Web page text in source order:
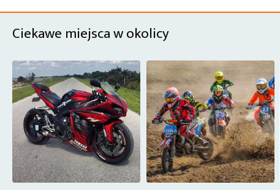
Ciekawe miejsca w okolicy